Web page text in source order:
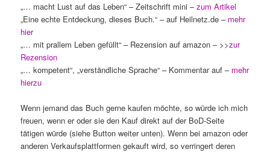
„… macht Lust auf das Leben“ – Zeitschrift mini –zum Artikel
„Eine echte Entdeckung, dieses Buch.“ – auf Heilnetz.de – mehr
hier
„… mit prallem Leben gefüllt“ – Rezension auf amazon – >>zur
Rezension
„… kompetent“, „verständliche Sprache“ – Kommentar auf – mehr
hierzu
Wenn jemand das Buch gerne kaufen möchte, so würde ich mich
freuen, wenn er oder sie den Kauf direkt auf der BoD-Seite
tätigen würde (siehe Button weiter unten). Wenn bei amazon oder
anderen Verkaufsplattformen gekauft wird, so verringert deren